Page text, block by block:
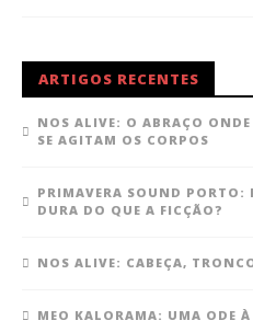
ARTIGOS RECENTES
NOS ALIVE: O ABRAÇO
SE AGITAM OS CORPOS
PRIMAVERA SOUND PORTO:
DURA DO QUE A FICÇÃO?
NOS ALIVE: CABEÇA,
MEO KALORAMA: UMA ODE